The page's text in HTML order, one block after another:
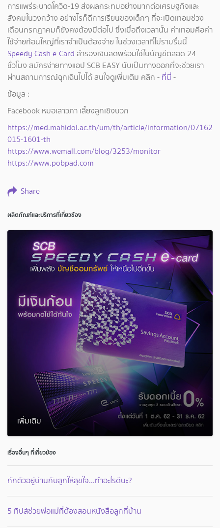
การแพร่ระบาดโควิด-19 ส่งผลกระทบอย่างมากต่อเศรษฐกิจและ
สังคมในวงกว้าง อย่างไรก็ดีการเรียนของเด็กๆ ที่จะเปิดเทอมช่วง
เดือนกรกฎาคมก็ยังคงต้องมีต่อไป ซึ่งเมื่อถึงเวลานั้น ค่าเทอมคือค่า
ใช้จ่ายก้อนใหญ่ที่เราจำเป็นต้องจ่าย ในช่วงเวลาที่ไม่ราบรื่นนี้
Speedy Cash e-Card สำรองเงินสดพร้อมใช้ในบัญชีตลอด 24
ชั่วโมง สมัครง่ายทางแอป SCB EASY นับเป็นทางออกที่จะช่วยเรา
ผ่านสถานการณ์ฉุกเฉินไปได้ สนใจดูเพิ่มเติม คลิก - ที่นี่ -
ข้อมูล :
Facebook หมอเสาวภา เลี้ยงลูกเชิงบวก
https://med.mahidol.ac.th/um/th/article/information/07162
015-1601-th
https://www.wemall.com/blog/3253/monitor
https://www.pobpad.com
Share
ผลิตภัณฑ์และบริการที่เกี่ยวข้อง
เพิ่มเติม
เรื่องอื่นๆ ที่เกี่ยวข้อง
กักตัวอยู่บ้านกับลูกให้สุขใจ...ทำอะไรดีนะ?
5 ทิปส์ช่วยพ่อแม่ที่ต้องสอนหนังสือลูกที่บ้าน